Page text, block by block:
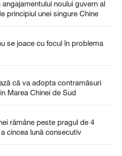
noului guvern al
principiul unei singure Chine
se joace cu focul în problema
că va adopta contramăsuri
Marea Chinei de Sud
rămâne peste pragul de 4
cincea lună consecutiv